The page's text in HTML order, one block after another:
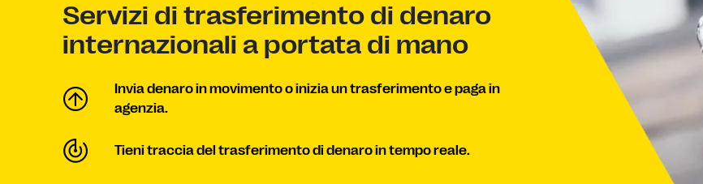
Servizi di trasferimento di denaro
internazionali a portata di mano
Invia denaro in movimento o inizia un trasferimento e paga in
agenzia.
Tieni traccia del trasferimento di denaro in tempo reale.